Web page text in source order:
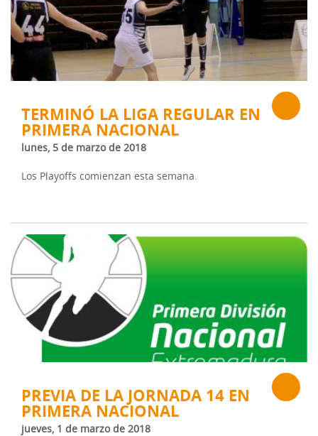
TERMINÓ LA LIGA REGULAR EN
PRIMERA NACIONAL
lunes, 5 de marzo de 2018
Los Playoffs comienzan esta semana.
PREVIA DE LA JORNADA 14 EN
PRIMERA NACIONAL
jueves, 1 de marzo de 2018